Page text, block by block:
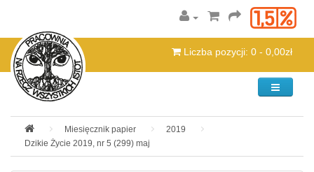
Liczba pozycji: 0 - 0,00zł
Kategorie
Miesięcznik papier
2019
Dzikie Życie 2019, nr 5 (299) maj